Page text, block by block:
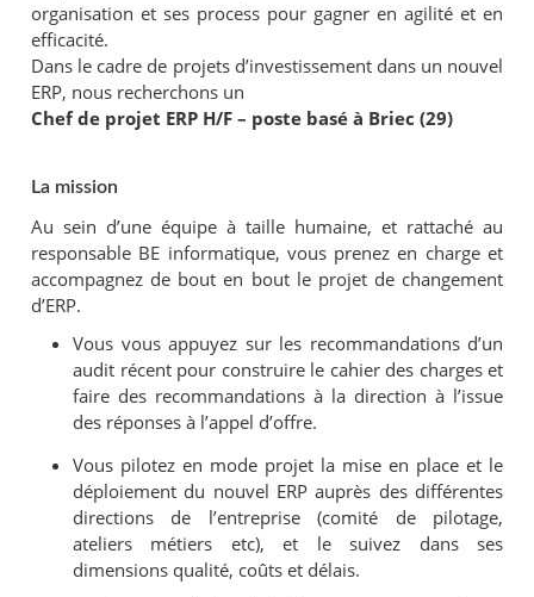
organisation et ses process pour gagner en agilité et en
efficacité.
Dans le cadre de projets d’investissement dans un nouvel
ERP, nous recherchons un
Chef de projet ERP H/F – poste basé à Briec (29)
La mission
Au sein d’une équipe à taille humaine, et rattaché au
responsable BE informatique, vous prenez en charge et
accompagnez de bout en bout le projet de changement
d’ERP.
Vous vous appuyez sur les recommandations d’un
audit récent pour construire le cahier des charges et
faire des recommandations à la direction à l’issue
des réponses à l’appel d’offre.
Vous pilotez en mode projet la mise en place et le
déploiement du nouvel ERP auprès des différentes
directions de l’entreprise (comité de pilotage,
ateliers métiers etc), et le suivez dans ses
dimensions qualité, coûts et délais.